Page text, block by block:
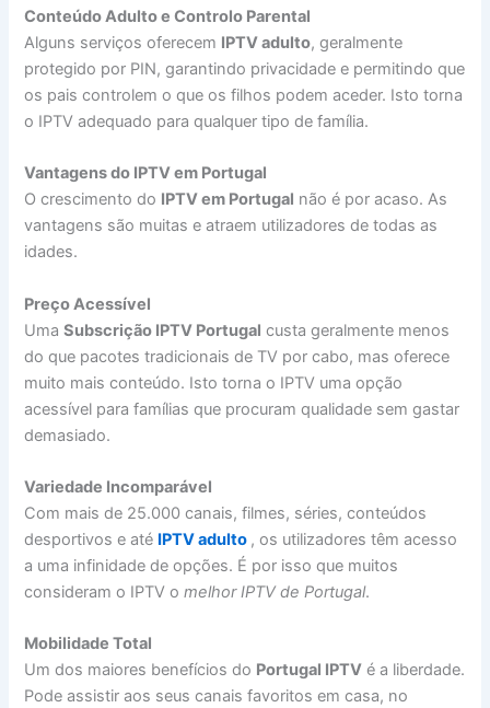
Conteúdo Adulto e Controlo Parental
Alguns serviços oferecem IPTV adulto, geralmente
protegido por PIN, garantindo privacidade e permitindo que
os pais controlem o que os filhos podem aceder. Isto torna
o IPTV adequado para qualquer tipo de família.
Vantagens do IPTV em Portugal
O crescimento do IPTV em Portugal não é por acaso. As
vantagens são muitas e atraem utilizadores de todas as
idades.
Preço Acessível
UmaSubscrição IPTV Portugal custa geralmente menos
do que pacotes tradicionais de TV por cabo, mas oferece
muito mais conteúdo. Isto torna o IPTV uma opção
acessível para famílias que procuram qualidade sem gastar
demasiado.
Variedade Incomparável
Com mais de 25.000 canais, filmes, séries, conteúdos
desportivos e até IPTV adulto , os utilizadores têm acesso
a uma infinidade de opções. É por isso que muitos
consideram o IPTV omelhor IPTV de Portugal.
Mobilidade Total
Um dos maiores benefícios do Portugal IPTV é a liberdade.
Pode assistir aos seus canais favoritos em casa, no